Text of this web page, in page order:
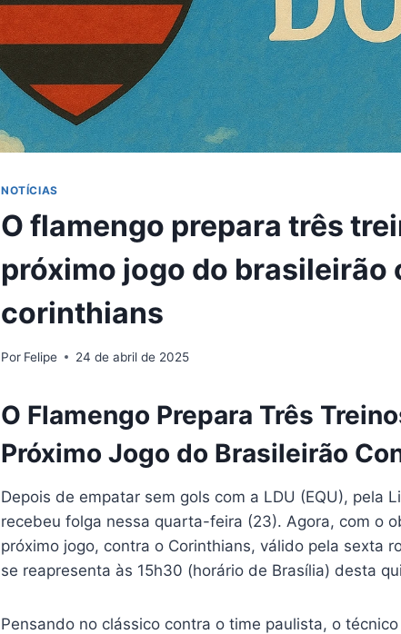
NOTÍCIAS
O flamengo prepara três
próximo jogo do brasileirão
corinthians
Por Felipe 24 de abril de 2025
O Flamengo Prepara Três
Próximo Jogo do Brasileirão
Depois de empatar sem gols com a LDU (EQU), pela
recebeu folga nessa quarta-feira (23). Agora, com o
próximo jogo, contra o Corinthians, válido pela sexta
se reapresenta às 15h30 (horário de Brasília) desta
Pensando no clássico contra o time paulista, o